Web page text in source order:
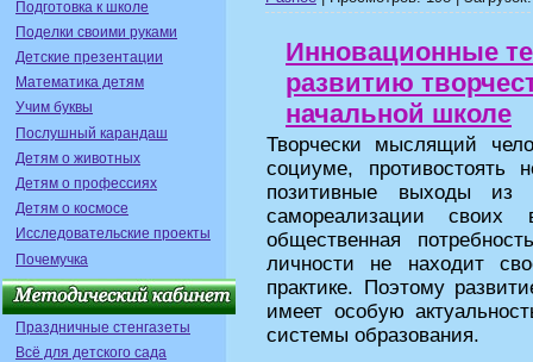
Подготовка к школе
Поделки своими руками
Детские презентации
Математика детям
Учим буквы
Послушный карандаш
Детям о животных
Детям о профессиях
Детям о космосе
Исследовательские проекты
Почемучка
Праздничные стенгазеты
Всё для детского сада
Инновационные
развитию
начальной школе
Творчески мыслящий
социуме, противостоять
позитивные выходы
самореализации своих
общественная
личности не находит
практике. Поэтому
имеет особую
системы образования.